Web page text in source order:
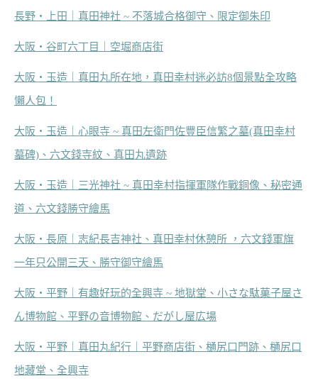
長野‧上田｜真田神社 ~ 不落城合格御守、限定御朱印
大阪‧谷町六丁目｜空堀商店街
大阪‧玉造｜真田丸所在地，真田幸村迷必訪8個景點全攻略
懶人包！
大阪‧玉造｜心眼寺 ~ 真田左衛門佐豐臣信繁之墓(真田幸村
墓碑)、六文錢寺紋、真田丸遺跡
大阪‧玉造｜三光神社 ~ 真田幸村指揮軍隊作戰銅像、秘密通
道、六文錢勝守繪馬
大阪‧長原｜志紀長吉神社、真田幸村休憩所 ，六文錢軍旗
一年只公開三天、勝守御守繪馬
大阪‧平野｜有趣好玩的全興寺 ~ 地獄堂、小さな駄菓子屋さ
ん博物館、平野の音博物館、だがし屋広場
大阪‧平野｜真田丸紀行｜平野商店街、樋尻口門跡、樋尻口
地藏堂、全興寺